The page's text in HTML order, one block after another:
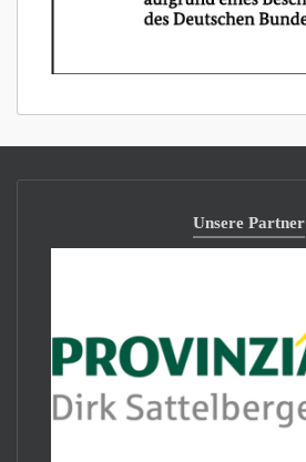
Unsere Partner